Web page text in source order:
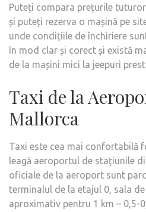
Puteți compara prețurile
și puteți rezerva o mașină pe
unde condițiile de închiriere
în mod clar și corect și există
de la mașini mici la jeepuri
Taxi de la
Mallorca
Taxi este cea mai confortabilă
leagă aeroportul de stațiunile
oficiale de la aeroport sunt
terminalul de la etajul 0, sala
aproximativ pentru 1 km – 0,5-